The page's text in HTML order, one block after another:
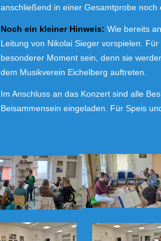
anschließend in einer Gesamtprobe
Noch ein kleiner Hinweis: Wie bereits
Leitung von Nikolai Sieger vorspielen.
besonderer Moment sein, denn sie
dem Musikverein Eichelberg auftreten.
Im Anschluss an das Konzert sind alle
Beisammensein eingeladen. Für Speis